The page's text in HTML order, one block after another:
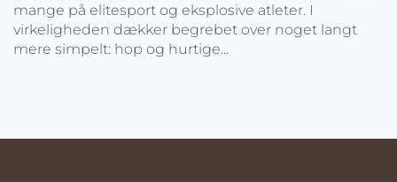
mange på elitesport og eksplosive atleter. I
virkeligheden dækker begrebet over noget langt
mere simpelt: hop og hurtige...